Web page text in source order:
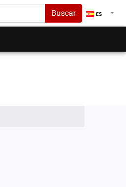
Buscar ES